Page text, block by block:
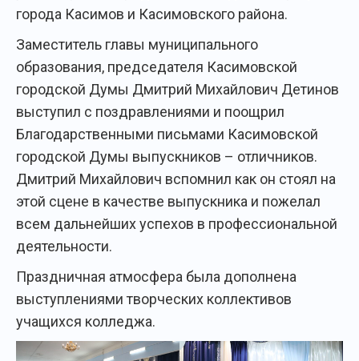
города Касимов и Касимовского района.
Заместитель главы муниципального
образования, председателя Касимовской
городской Думы Дмитрий Михайлович Детинов
выступил с поздравлениями и поощрил
Благодарственными письмами Касимовской
городской Думы выпускников – отличников.
Дмитрий Михайлович вспомнил как он стоял на
этой сцене в качестве выпускника и пожелал
всем дальнейших успехов в профессиональной
деятельности.
Праздничная атмосфера была дополнена
выступлениями творческих коллективов
учащихся колледжа.